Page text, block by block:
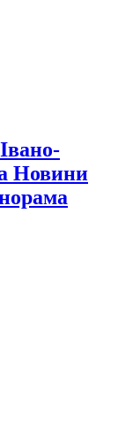
Новини